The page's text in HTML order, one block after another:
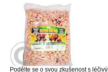
Podělte se o svou zkušenost s